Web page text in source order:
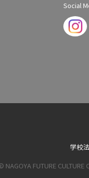
Social
学校
FUTURE CULTURE